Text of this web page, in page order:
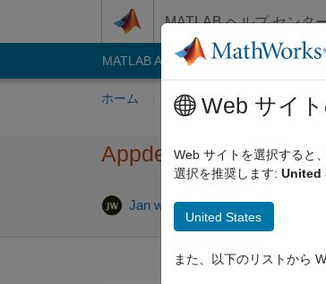
MATLAB ヘルプ センタ
MATLAB Answers File Exchange
ホーム 質問する 回答 閲覧
Appdesigner get
Jan w 2019 10 月 23 1 回答
Web サイ
Web サイトを選択すると
選択を推奨します: United
United States
また、以下のリストから